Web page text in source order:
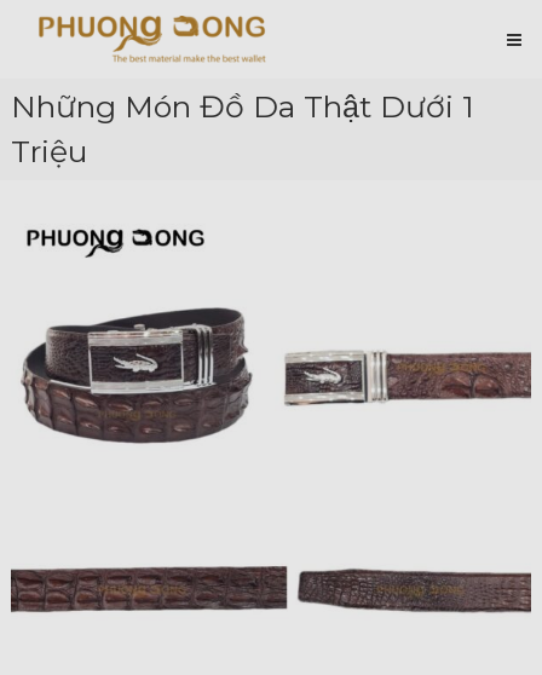
Cá
Phương
Đông
Hài
Lòng
Lượng
Những Món Đồ Da Thật Dưới 1
Triệu